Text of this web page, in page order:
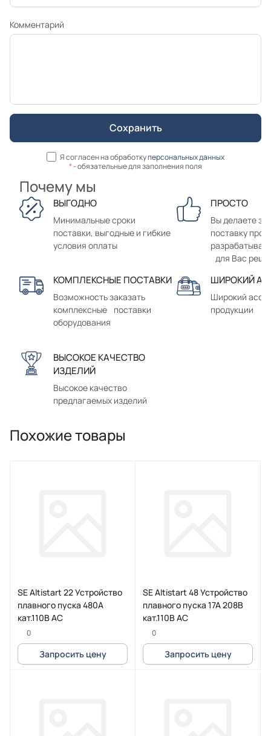
Комментарий
Я согласен на обработкуперсональных данных
*- обязательные для заполнения поля
Почему мы
ВЫГОДНО
Минимальные сроки
поставки, выгодные и гибкие
условия оплаты
ПРОСТО
Вы делаете
поставку
для Вас
КОМПЛЕКСНЫЕ ПОСТАВКИ
Возможность заказать
комплексные поставки
оборудования
ШИРОКИЙ
Широкий
продукции
ВЫСОКОЕ КАЧЕСТВО
ИЗДЕЛИЙ
Высокое качество
предлагаемых изделий
Похожие товары
SE Altistart 22 Устройство
плавного пуска 480А
кат.110В AC
0
Запросить цену
SE Altistart 48 Устройство
плавного пуска 17А 208В
кат.110В AC
0
Запросить цену